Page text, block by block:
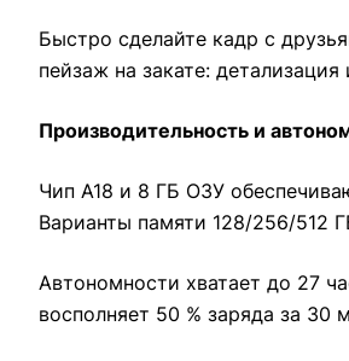
Быстро сделайте кадр с
пейзаж на закате:
Производительность и
Чип A18 и 8 ГБ ОЗУ
Варианты памяти 128/256/512
Автономности хватает до 27
восполняет 50 % заряда за 30